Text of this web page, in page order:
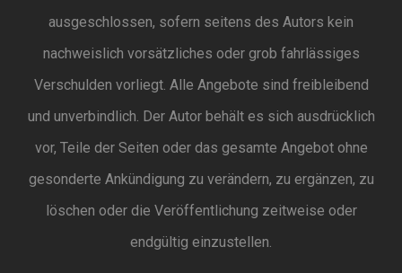
ausgeschlossen, sofern seitens des Autors kein
nachweislich vorsätzliches oder grob fahrlässiges
Verschulden vorliegt. Alle Angebote sind freibleibend
und unverbindlich. Der Autor behält es sich ausdrücklich
vor, Teile der Seiten oder das gesamte Angebot ohne
gesonderte Ankündigung zu verändern, zu ergänzen, zu
löschen oder die Veröffentlichung zeitweise oder
endgültig einzustellen.